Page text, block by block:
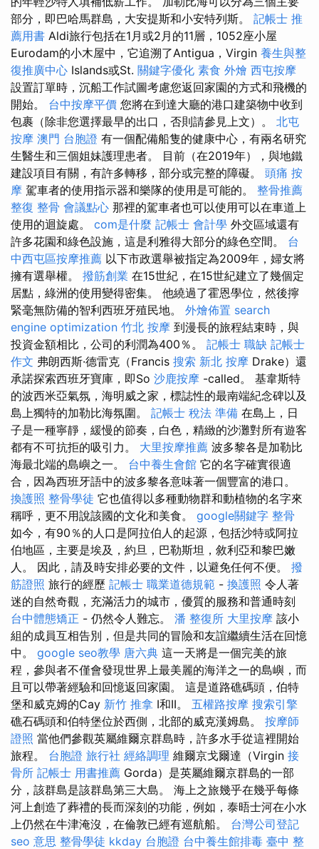
部分，即巴哈馬群島，大安提斯和小安特列斯。 記帳士 推
薦用書 Aldi旅行包括在1月或2月的11層，1052座小屋
Eurodam的小木屋中，它追溯了Antigua，Virgin 養生與整
復推廣中心 Islands或St. 關鍵字優化 素食 外燴 西屯按摩
設置訂單時，沉船工作試圖考慮您返回家園的方式和飛機的
開始。 台中按摩平價 您將在到達大廳的港口建築物中收到
包裹（除非您選擇最早的出口，否則請參見上文）。 北屯
按摩 澳門 台胞證 有一個配備船隻的健康中心，有兩名研究
生醫生和三個姐妹護理患者。 目前（在2019年），與地鐵
建設項目有關，有許多轉移，部分或完整的障礙。 頭痛 按
摩 駕車者的使用指示器和樂隊的使用是可能的。 整骨推薦
整復 整骨 會議點心 那裡的駕車者也可以使用可以在車道上
使用的迴旋處。 com是什麼 記帳士 會計學 外交區域還有
許多花園和綠色設施，這是利雅得大部分的綠色空間。 台
中西屯區按摩推薦 以下市政選舉被指定為2009年，婦女將
擁有選舉權。 撥筋創業 在15世紀，在15世紀建立了幾個定
居點，綠洲的使用變得密集。 他繞過了霍恩學位，然後擰
緊毫無防備的智利西班牙殖民地。 外燴佈置 search
engine optimization 竹北 按摩 到漫長的旅程結束時，與
投資金額相比，公司的利潤為400％。 記帳士 職缺 記帳士
作文 弗朗西斯·德雷克（Francis 搜索 新北 按摩 Drake）還
承諾探索西班牙寶庫，即So 沙鹿按摩 -called。 基韋斯特
的波西米亞氣氛，海明威之家，標誌性的最南端紀念碑以及
島上獨特的加勒比海氛圍。 記帳士 稅法 準備 在島上，日
子是一種寧靜，緩慢的節奏，白色，精緻的沙灘對所有遊客
都有不可抗拒的吸引力。 大里按摩推薦 波多黎各是加勒比
海最北端的島嶼之一。 台中養生會館 它的名字確實很適
合，因為西班牙語中的波多黎各意味著一個豐富的港口。
換護照 整骨學徒 它也值得以多種動物群和動植物的名字來
稱呼，更不用說該國的文化和美食。 google關鍵字 整骨
如今，有90％的人口是阿拉伯人的起源，包括沙特或阿拉
伯地區，主要是埃及，約旦，巴勒斯坦，敘利亞和黎巴嫩
人。 因此，請及時安排必要的文件，以避免任何不便。 撥
筋證照 旅行的經歷 記帳士 職業道德規範 - 換護照 令人著
迷的自然奇觀，充滿活力的城市，優質的服務和普通時刻
台中體態矯正 - 仍然令人難忘。 潘 整復所 大里按摩 該小
組的成員互相告別，但是共同的冒險和友誼繼續生活在回憶
中。 google seo教學 唐六典 這一天將是一個完美的旅
程，參與者不僅會發現世界上最美麗的海洋之一的島嶼，而
且可以帶著經驗和回憶返回家園。 這是道路礁碼頭，伯特
堡和威克姆的Cay 新竹 推拿 I和II。 五權路按摩 搜索引擎
礁石碼頭和伯特堡位於西側，北部的威克漢姆島。 按摩師
證照 當他們參觀英屬維爾京群島時，許多水手從這裡開始
旅程。 台胞證 旅行社 經絡調理 維爾京戈爾達（Virgin 接
骨所 記帳士 用書推薦 Gorda）是英屬維爾京群島的一部
分，該群島是該群島第三大島。 海上之旅幾乎在幾乎每條
河上創造了葬禮的長而深刻的功能，例如，泰晤士河在小水
上仍然在牛津淹沒，在倫敦已經有巡航船。 台灣公司登記
seo 意思 整骨學徒 kkday 台胞證 台中養生館排毒 臺中 整